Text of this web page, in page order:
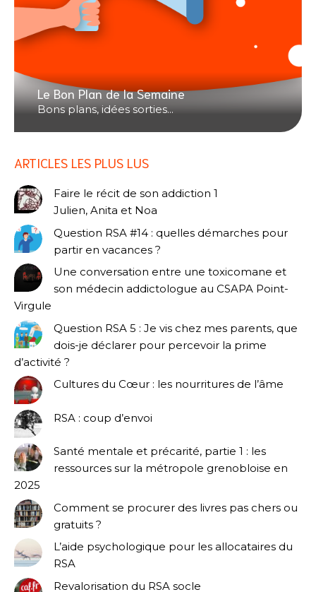
Le Bon Plan de la Semaine
Bons plans, idées sorties...
ARTICLES LES PLUS LUS
Faire le récit de son addiction 1
Julien, Anita et Noa
Question RSA #14 : quelles démarches pour
partir en vacances ?
Une conversation entre une toxicomane et
son médecin addictologue au CSAPA Point-
Virgule
Question RSA 5 : Je vis chez mes parents, que
dois-je déclarer pour percevoir la prime
d’activité ?
Cultures du Cœur : les nourritures de l’âme
RSA : coup d’envoi
Santé mentale et précarité, partie 1 : les
ressources sur la métropole grenobloise en
2025
Comment se procurer des livres pas chers ou
gratuits ?
L’aide psychologique pour les allocataires du
RSA
Revalorisation du RSA socle